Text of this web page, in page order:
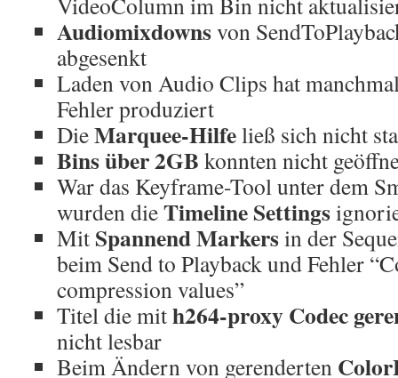
Audiomixdownsvon
abgesenkt
Laden von Audio Clips hat
Fehler produziert
DieMarquee-Hilfeließ sich nicht
Bins über 2GB konnten nicht
War das Keyframe-Tool unter dem
wurden dieTimeline Settings
Mit Spannend Markersin der
beim Send to Playback und Fehler
compression values”
Titel die mith264-proxy Codec
nicht lesbar
Beim Ändern von gerenderten